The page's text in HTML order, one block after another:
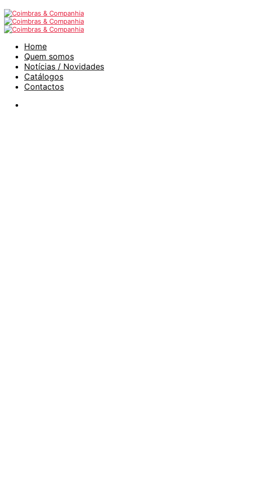
Home
Quem somos
Notícias / Novidades
Catálogos
Contactos